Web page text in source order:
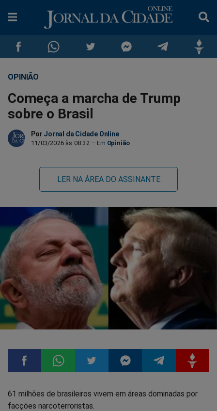
Compartilhar
no
Facebook
Compartilhar
no
Whatsapp
no
Twitter
no
Messenger
no
OPINIÃO
Começa a marcha de Trump
sobre o Brasil
Por Jornal da Cidade Online
11/03/2026 às 08:32 Opinião
LER NA ÁREA DO ASSINANTE
CompartilharCompartilharCompartilharCompartilharCompartilhar
61 milhões de brasileiros vivem em áreas dominadas por
facções narcoterroristas.